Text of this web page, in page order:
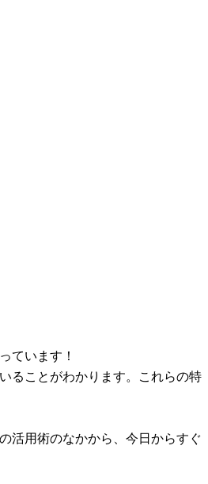
ています！
ることがわかります。これらの特
活用術のなかから、今日からすぐ